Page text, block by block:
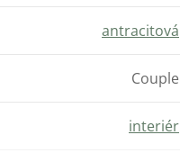
antracitová
Couple
interiér